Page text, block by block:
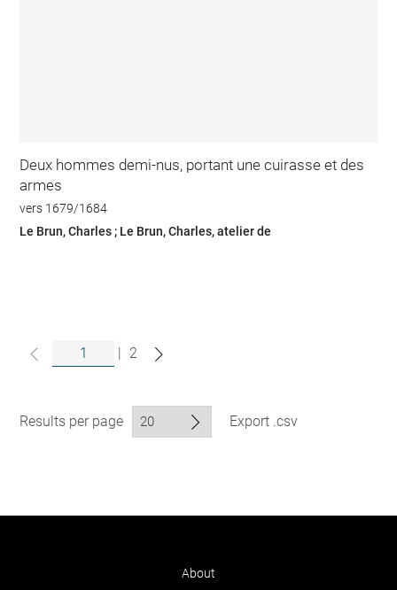
Deux hommes demi-nus, portant une cuirasse et des
armes
vers 1679/1684
Le Brun, Charles ; Le Brun, Charles, atelier de
| 2
Results per page Export .csv
About